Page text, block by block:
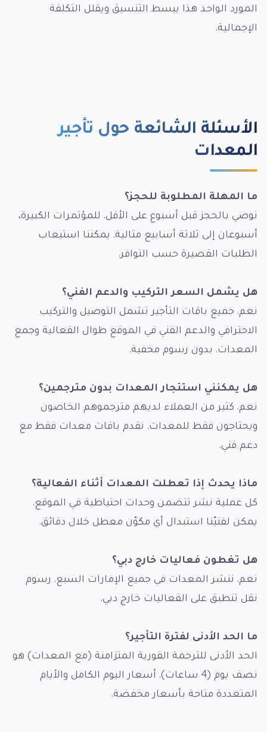
المورد الواحد هذا يبسط التنسيق ويقلل التكلفة
الإجمالية.
الأسئلة الشائعة حول تأجير
المعدات
ما المهلة المطلوبة للحجز؟
نوصي بالحجز قبل أسبوع على الأقل. للمؤتمرات الكبيرة،
أسبوعان إلى ثلاثة أسابيع مثالية. يمكننا استيعاب
الطلبات القصيرة حسب التوافر.
هل يشمل السعر التركيب والدعم الفني؟
نعم. جميع باقات التأجير تشمل التوصيل والتركيب
الاحترافي والدعم الفني في الموقع طوال الفعالية وجمع
المعدات. بدون رسوم مخفية.
هل يمكنني استئجار المعدات بدون مترجمين؟
نعم. كثير من العملاء لديهم مترجموهم الخاصون
ويحتاجون فقط للمعدات. نقدم باقات معدات فقط مع
دعم فني.
ماذا يحدث إذا تعطلت المعدات أثناء الفعالية؟
كل عملية نشر تتضمن وحدات احتياطية في الموقع.
يمكن لفنيّنا استبدال أي مكوّن معطل خلال دقائق.
هل تغطون فعاليات خارج دبي؟
نعم. ننشر المعدات في جميع الإمارات السبع. رسوم
نقل تنطبق على الفعاليات خارج دبي.
ما الحد الأدنى لفترة التأجير؟
الحد الأدنى للترجمة الفورية المتزامنة (مع المعدات) هو
نصف يوم (4 ساعات). أسعار اليوم الكامل والأيام
المتعددة متاحة بأسعار مخفضة.